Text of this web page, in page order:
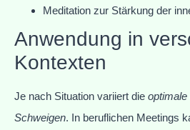
Meditation zur Stärkung der
Anwendung in
Kontexten
Je nach Situation variiert die
Schweigen. In beruflichen Meetings